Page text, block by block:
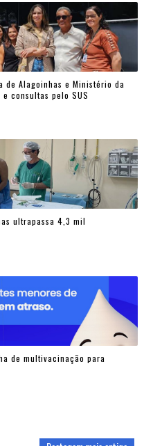
de Alagoinhas e Ministério da
consultas pelo SUS
ultrapassa 4,3 mil
de multivacinação para